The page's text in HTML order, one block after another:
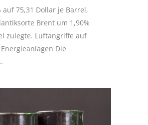
auf 75,31 Dollar je Barrel,
Brent um 1,90%
zulegte. Luftangriffe auf
Die